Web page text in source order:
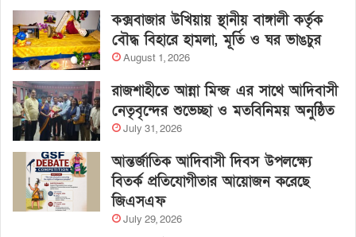
কক্সবাজার উখিয়ায় স্থানীয় বাঙ্গালী কর্তৃক
বৌদ্ধ বিহারে হামলা, মূর্তি ও ঘর ভাঙচুর
August 1, 2026
রাজশাহীতে আন্না মিন্জ এর সাথে আদিবাসী
নেতৃবৃন্দের শুভেচ্ছা ও মতবিনিময় অনুষ্ঠিত
July 31, 2026
আন্তর্জাতিক আদিবাসী দিবস উপলক্ষ্যে
বিতর্ক প্রতিযোগীতার আয়োজন করেছে
জিএসএফ
July 29, 2026